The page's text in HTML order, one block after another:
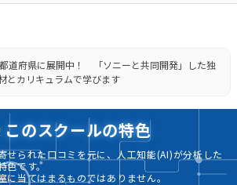
道府県に展開中！ 「ソニーと共同開発」した独
とカリキュラムで学びます
このスクールの特色
せられた口コミを元に、人工知能(AI)が分析した
色です。
当てはまるものではありません。